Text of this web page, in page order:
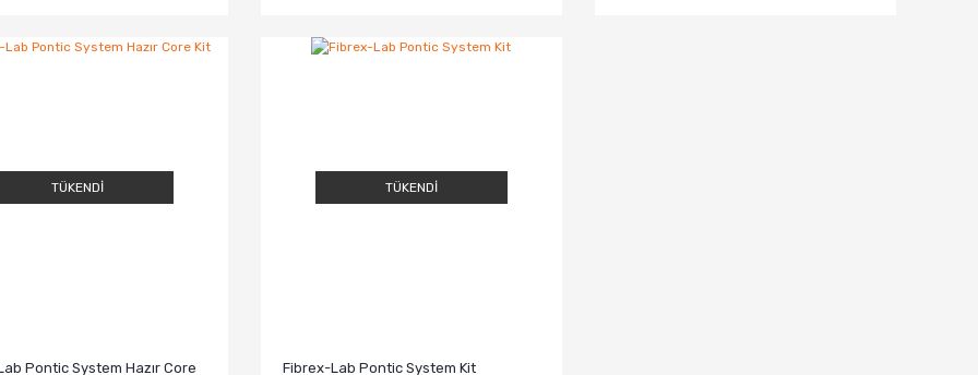
TÜKENDİ
Pontic System Hazır Core
TÜKENDİ
Fibrex-Lab Pontic System Kit